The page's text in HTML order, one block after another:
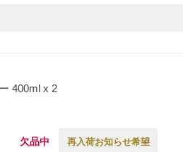
400ml x 2
欠品中 再入荷お知らせ希望